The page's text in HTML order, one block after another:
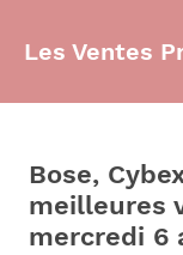
Les Ventes
Bose,
meilleures
mercredi 6